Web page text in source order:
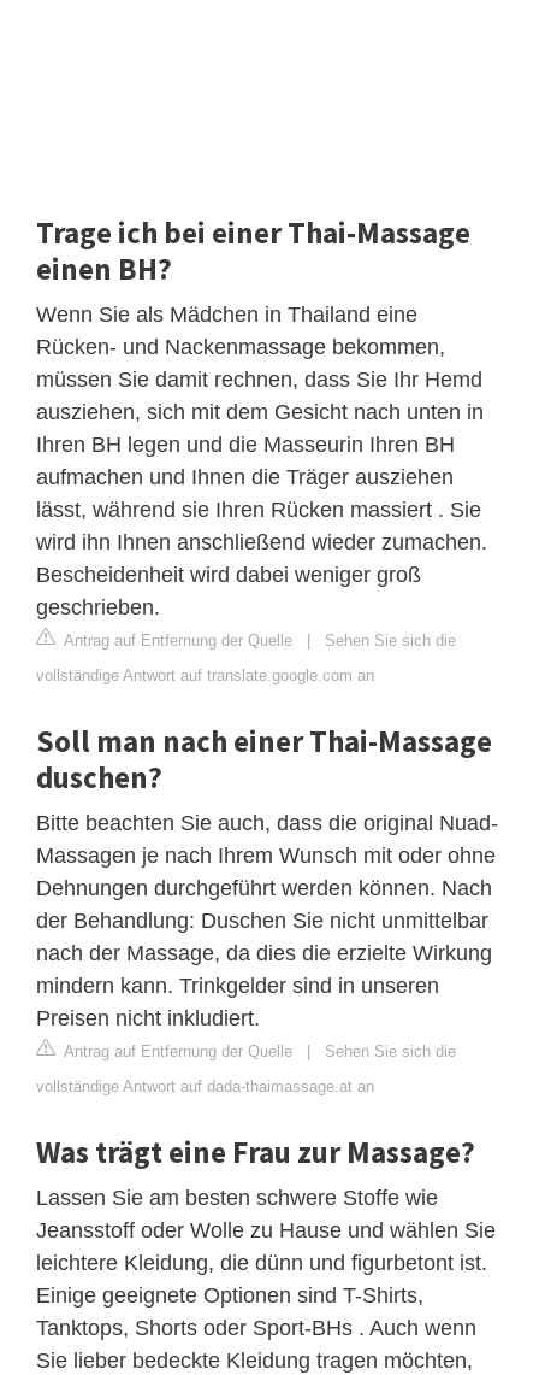
Trage ich bei einer Thai-Massage
einen BH?
Wenn Sie als Mädchen in Thailand eine
Rücken- und Nackenmassage bekommen,
müssen Sie damit rechnen, dass Sie Ihr Hemd
ausziehen, sich mit dem Gesicht nach unten in
Ihren BH legen und die Masseurin Ihren BH
aufmachen und Ihnen die Träger ausziehen
lässt, während sie Ihren Rücken massiert . Sie
wird ihn Ihnen anschließend wieder zumachen.
Bescheidenheit wird dabei weniger groß
geschrieben.
Antrag auf Entfernung der Quelle | Sehen Sie sich die
vollständige Antwort auf translate.google.com an
Soll man nach einer Thai-Massage
duschen?
Bitte beachten Sie auch, dass die original Nuad-
Massagen je nach Ihrem Wunsch mit oder ohne
Dehnungen durchgeführt werden können. Nach
der Behandlung: Duschen Sie nicht unmittelbar
nach der Massage, da dies die erzielte Wirkung
mindern kann. Trinkgelder sind in unseren
Preisen nicht inkludiert.
Antrag auf Entfernung der Quelle | Sehen Sie sich die
vollständige Antwort auf dada-thaimassage.at an
Was trägt eine Frau zur Massage?
Lassen Sie am besten schwere Stoffe wie
Jeansstoff oder Wolle zu Hause und wählen Sie
leichtere Kleidung, die dünn und figurbetont ist.
Einige geeignete Optionen sind T-Shirts,
Tanktops, Shorts oder Sport-BHs . Auch wenn
Sie lieber bedeckte Kleidung tragen möchten,